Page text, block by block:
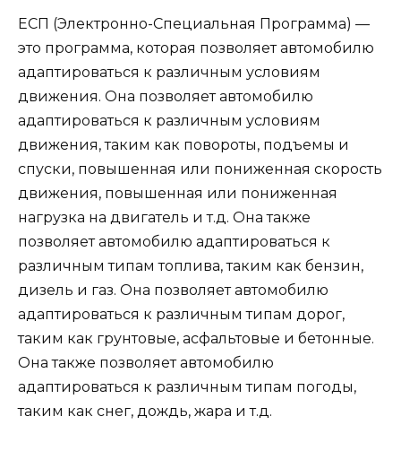
ЕСП (Электронно-Специальная Программа) —
это программа, которая позволяет автомобилю
адаптироваться к различным условиям
движения. Она позволяет автомобилю
адаптироваться к различным условиям
движения, таким как повороты, подъемы и
спуски, повышенная или пониженная скорость
движения, повышенная или пониженная
нагрузка на двигатель и т.д. Она также
позволяет автомобилю адаптироваться к
различным типам топлива, таким как бензин,
дизель и газ. Она позволяет автомобилю
адаптироваться к различным типам дорог,
таким как грунтовые, асфальтовые и бетонные.
Она также позволяет автомобилю
адаптироваться к различным типам погоды,
таким как снег, дождь, жара и т.д.